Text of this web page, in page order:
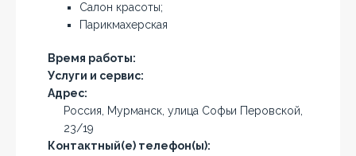
Салон красоты;
Парикмахерская
Время работы:
Услуги и сервис:
Адрес:
Россия, Мурманск, улица Софьи Перовской,
23/19
Контактный(е) телефон(ы):